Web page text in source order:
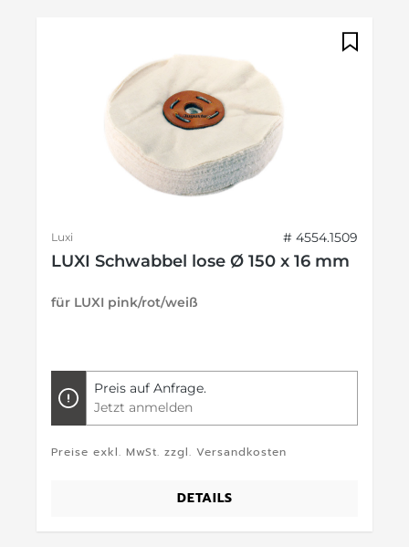
Luxi # 4554.1509
LUXI Schwabbel lose Ø 150 x 16 mm
für LUXI pink/rot/weiß
Preis auf Anfrage.
Jetzt anmelden
Preise exkl. MwSt. zzgl. Versandkosten
DETAILS